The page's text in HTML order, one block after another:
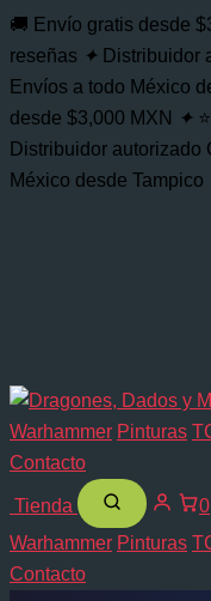
🚚 Envío gratis desde
reseñas ✦ Distribuidor
Envíos a todo México
desde $3,000 MXN
✦
Distribuidor autorizado
México desde Tampico
Warhammer Pinturas
Contacto
Tienda
0
Warhammer Pinturas
Contacto